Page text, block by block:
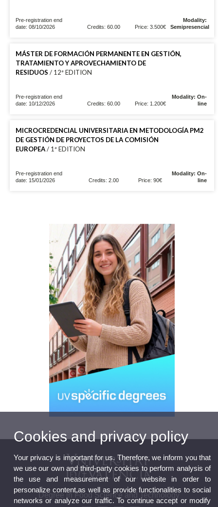
Pre-registration end
date: 08/10/2026
Credits: 60.00 Price: 3.500€
Modality:
Semipresencial
MÁSTER DE FORMACIÓN PERMANENTE EN GESTIÓN,
TRATAMIENTO Y APROVECHAMIENTO DE
RESIDUOS / 12ª EDITION
Pre-registration end
date: 10/12/2026
Credits: 60.00 Price: 1.200€
Modality: On-
line
MICROCREDENCIAL UNIVERSITARIA EN METODOLOGÍA PM2
DE GESTIÓN DE PROYECTOS DE LA COMISIÓN
EUROPEA/ 1ª EDITION
Pre-registration end
date: 15/01/2026
Credits: 2.00 Price: 90€
Modality: On-
line
Degree in Food Science and Technology
Cookies and privacy policy
Your privacy is important for us. Therefore, we inform you that
we use our own and third-party cookies to perform analysis of
the use and measurement of our website in order to
personalize content,as well as provide functionalities to social
networks or analyze our traffic. To continue accept or modify